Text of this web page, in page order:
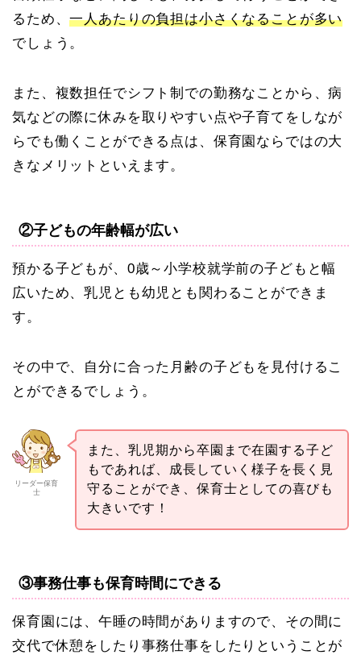
るため、一人あたりの負担は小さくなることが多い
でしょう。
また、複数担任でシフト制での勤務なことから、病
気などの際に休みを取りやすい点や子育てをしなが
らでも働くことができる点は、保育園ならではの大
きなメリットといえます。
②子どもの年齢幅が広い
預かる子どもが、0歳～小学校就学前の子どもと幅
広いため、乳児とも幼児とも関わることができま
す。
その中で、自分に合った月齢の子どもを見付けるこ
とができるでしょう。
リーダー保育
士
また、乳児期から卒園まで在園する子ど
もであれば、成長していく様子を長く見
守ることができ、保育士としての喜びも
大きいです！
③事務仕事も保育時間にできる
保育園には、午睡の時間がありますので、その間に
交代で休憩をしたり事務仕事をしたりということが